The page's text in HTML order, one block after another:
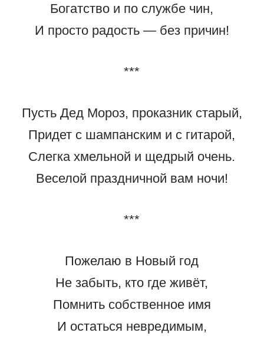
Богатство и по службе чин,
И просто радость — без причин!
***
Пусть Дед Мороз, проказник старый,
Придет с шампанским и с гитарой,
Слегка хмельной и щедрый очень.
Веселой праздничной вам ночи!
***
Пожелаю в Новый год
Не забыть, кто где живёт,
Помнить собственное имя
И остаться невредимым,